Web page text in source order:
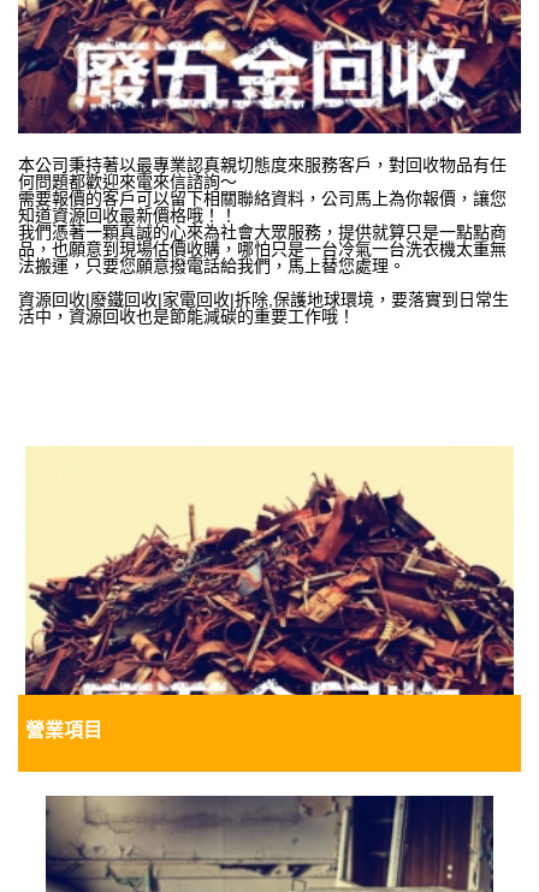
本公司秉持著以最專業認真親切態度來服務客戶，對回收物品有任
何問題都歡迎來電來信諮詢～
需要報價的客戶可以留下相關聯絡資料，公司馬上為你報價，讓您
知道資源回收最新價格哦！！
我們憑著一顆真誠的心來為社會大眾服務，提供就算只是一點點商
品，也願意到現場估價收購，哪怕只是一台冷氣一台洗衣機太重無
法搬運，只要您願意撥電話給我們，馬上替您處理。
資源回收|廢鐵回收|家電回收|拆除,保護地球環境，要落實到日常生
活中，資源回收也是節能減碳的重要工作哦！
營業項目